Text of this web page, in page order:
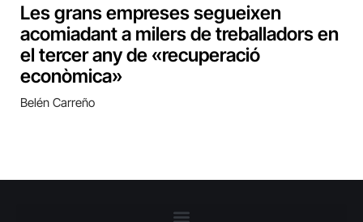
Les grans empreses segueixen
acomiadant a milers de treballadors en
el tercer any de «recuperació
econòmica»
Belén Carreño